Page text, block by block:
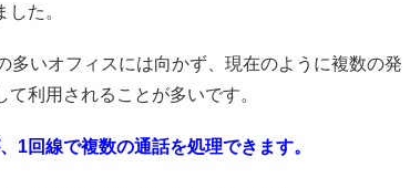
た。
いオフィスには向かず、現在のように複数の発
利用されることが多いです。
1回線で複数の通話を処理できます。